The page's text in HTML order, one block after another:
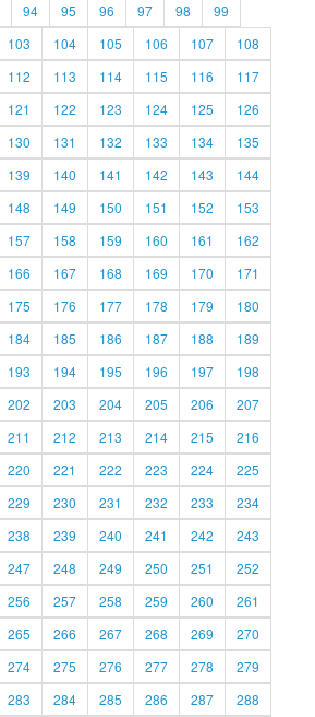
94 95 96 97 98
99
103 104 105 106 107
108
112 113 114 115 116
117
121 122 123 124 125
126
130 131 132 133 134
135
139 140 141 142 143
144
148 149 150 151 152
153
157 158 159 160 161
162
166 167 168 169 170
171
175 176 177 178 179
180
184 185 186 187 188
189
193 194 195 196 197
198
202 203 204 205 206
207
211 212 213 214 215
216
220 221 222 223 224
225
229 230 231 232 233
234
238 239 240 241 242
243
247 248 249 250 251
252
256 257 258 259 260
261
265 266 267 268 269
270
274 275 276 277 278
279
283 284 285 286 287 288